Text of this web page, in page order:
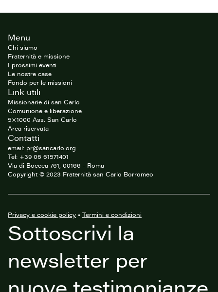
FooterMenu
Chi siamo
Fraternità e missione
I prossimi eventi
Le nostre case
Fondo per le missioni
Link utili
Missionarie di san Carlo
Comunione e liberazione
5×1000 Ass. San Carlo
Area riservata
Contatti
email: pr@sancarlo.org
Tel: +39 06 61571401
Via di Boccea 761, 00166 - Roma
Copyright © 2023 Fraternità san Carlo Borromeo
Privacy e cookie policy • Termini e condizioni
Sottoscrivi la
newsletter per